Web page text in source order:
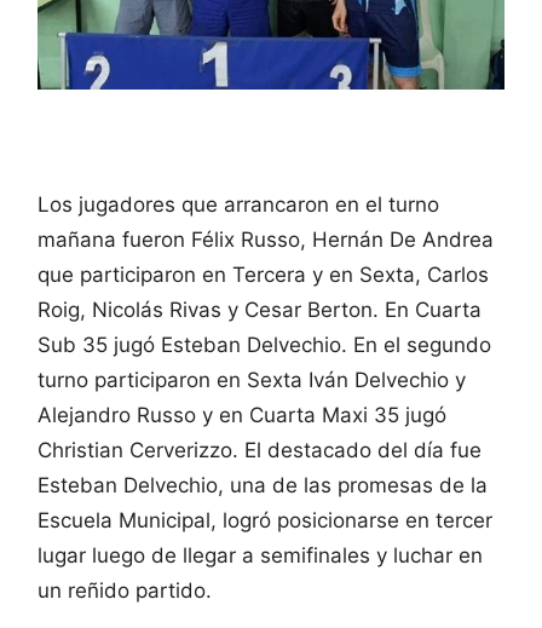
Los jugadores que arrancaron en el turno
mañana fueron Félix Russo, Hernán De Andrea
que participaron en Tercera y en Sexta, Carlos
Roig, Nicolás Rivas y Cesar Berton. En Cuarta
Sub 35 jugó Esteban Delvechio. En el segundo
turno participaron en Sexta Iván Delvechio y
Alejandro Russo y en Cuarta Maxi 35 jugó
Christian Cerverizzo. El destacado del día fue
Esteban Delvechio, una de las promesas de la
Escuela Municipal, logró posicionarse en tercer
lugar luego de llegar a semifinales y luchar en
un reñido partido.